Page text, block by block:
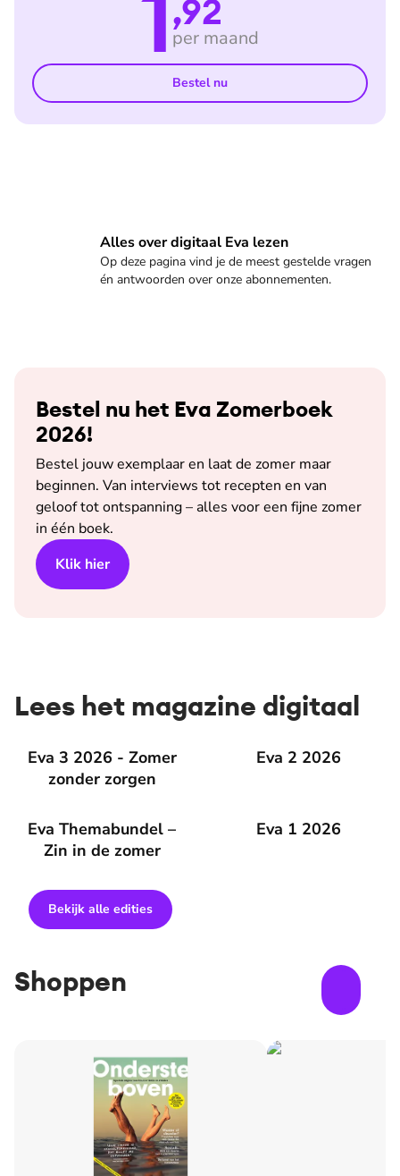
,92
per maand
Bestel nu
Alles over digitaal Eva lezen
Op deze pagina vind je de meest gestelde vragen
én antwoorden over onze abonnementen.
Veelgestelde vragen
Bestel nu het Eva Zomerboek
2026!
Bestel jouw exemplaar en laat de zomer maar
beginnen. Van interviews tot recepten en van
geloof tot ontspanning – alles voor een fijne zomer
in één boek.
Klik hier
Lees het magazine digitaal
Eva 3 2026 - Zomer
zonder zorgen
Eva 3 2026 - Zomer zonder zorgen Eva 2 2026
Eva 2 2026
Eva Themabundel –
Zin in de zomer
Eva Themabundel – Zin in de zomer Eva 1 2026
Eva 1 2026
Bekijk alle edities
Shoppen